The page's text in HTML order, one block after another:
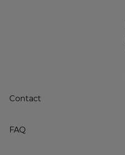
Contact
FAQ